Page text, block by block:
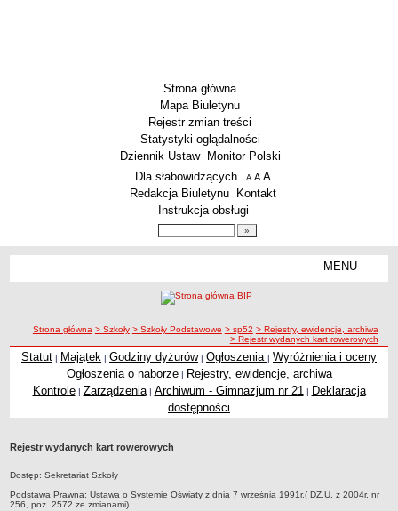
Strona główna
Mapa Biuletynu
Rejestr zmian treści
Statystyki oglądalności
Dziennik Ustaw
Monitor Polski
Menu dodatkowe
Dla słabowidzących A pomniejsz czcionkę
A standardowy rozmiar czcionki
A
Redakcja Biuletynu
Kontakt
Instrukcja obsługi
MENU
Licea
Zespoły Szkół
Techniczne Zakłady Naukowe
PRZEDSZKOLA
Przedszkola Miejskie
Zlikwidowane gimnazja
Przekształcone szkoły i placówki
Wielofunkcyjna Placówka
ścieżka nawigacji
Strona główna > Szkoły > Szkoły Podstawowe > sp52 > Rejestry, ewidencje, archiwa
> Rejestr wydanych kart rowerowych
Statut | Majątek | Godziny dyżurów| Ogłoszenia | Wyróżnienia i oceny
Ogłoszenia o naborze| Rejestry, ewidencje, archiwa
Kontrole| Zarządzenia| Archiwum - Gimnazjum nr 21 | Deklaracja
dostępności
Rejestr wydanych kart rowerowych
Dostęp: Sekretariat Szkoły
Podstawa Prawna: Ustawa o Systemie Oświaty z dnia 7 września 1991r.( DZ.U. z 2004r. nr
256, poz. 2572 ze zmianami)